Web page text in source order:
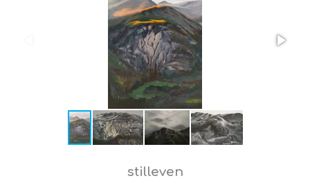
stilleven